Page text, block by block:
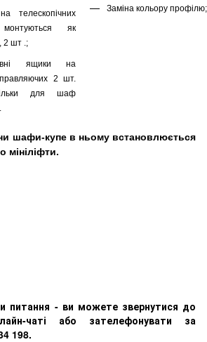
телескопічних
монтуються як
2 шт .;
ящики на
2 шт.
для шаф
Заміна кольору профілю;
шафи-купе в ньому встановлюється
мініліфти.
питання - ви можете звернутися до
чаті або зателефонувати за
198.